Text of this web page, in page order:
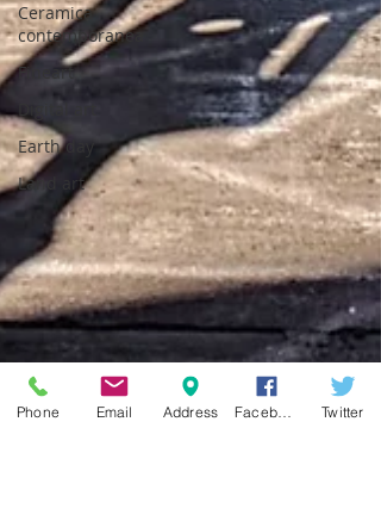
Ceramica
contemporanea
Fineart
Digital art
Earth day
Land art
Phone Email Address Twitter